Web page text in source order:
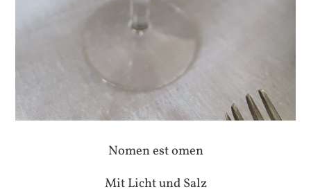
Nomen est omen
Mit Licht und Salz